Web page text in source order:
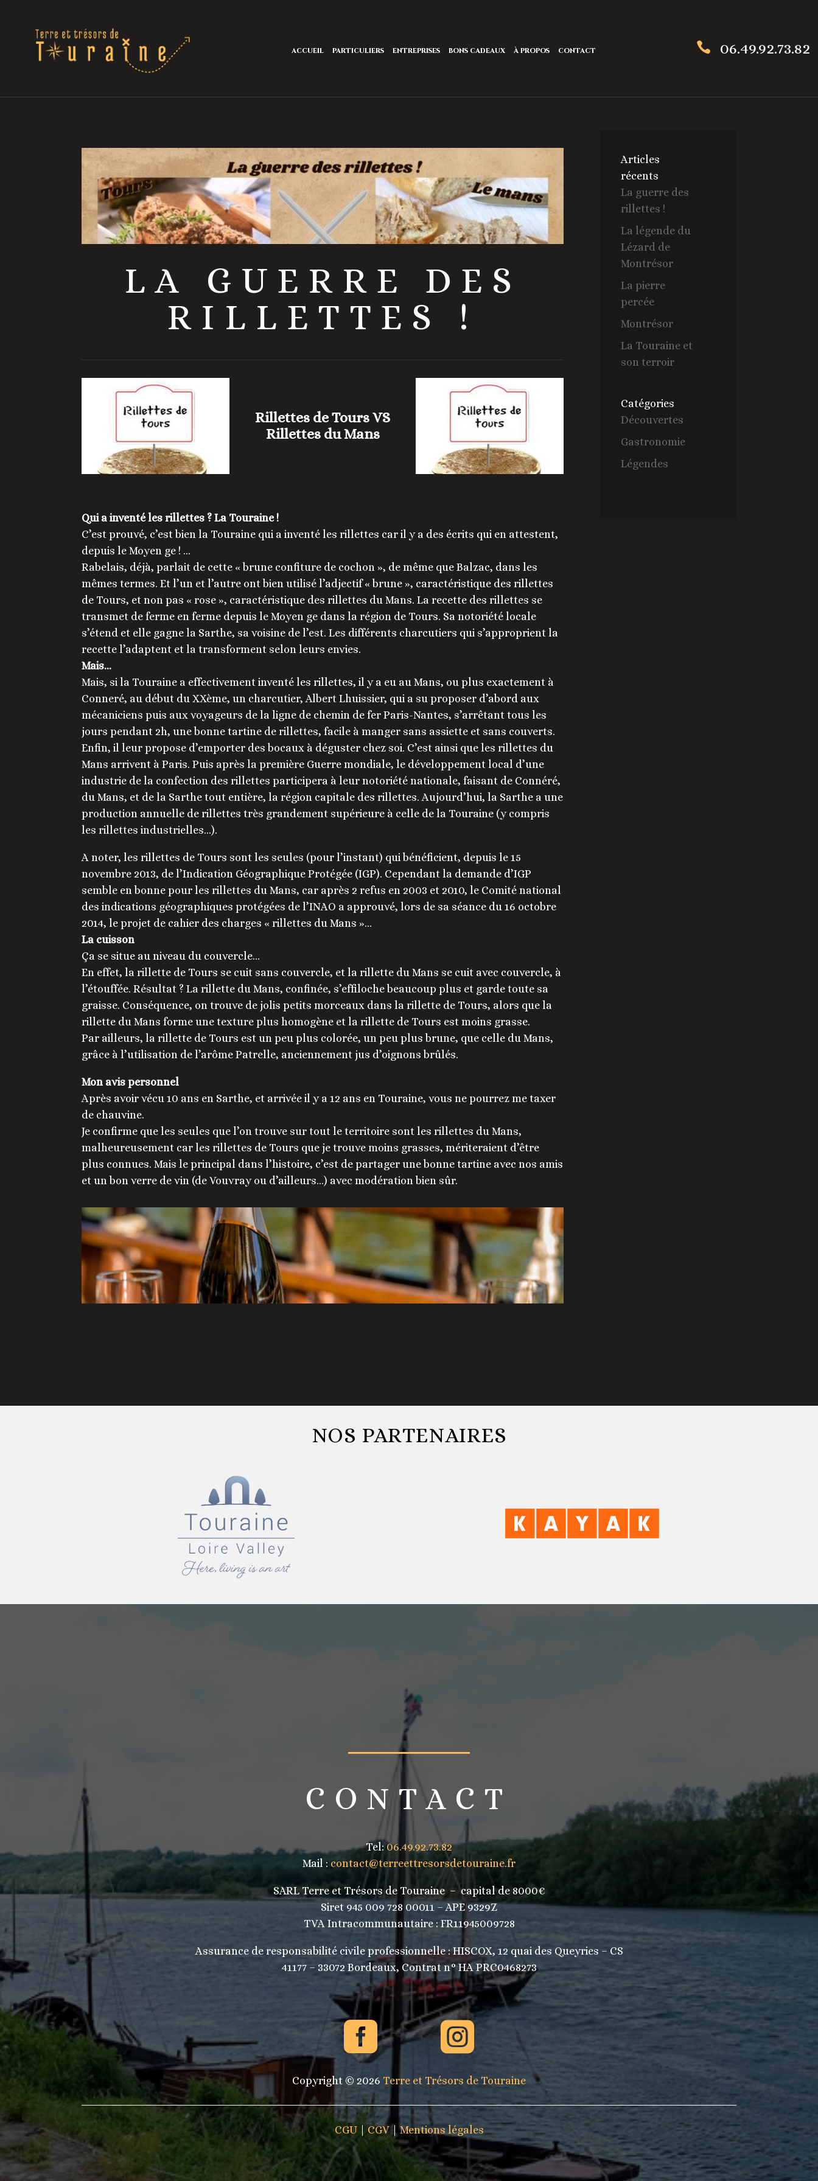
ACCUEIL PARTICULIERS ENTREPRISES BONS CADEAUX À PROPOS CONTACT  06.49.92.73.82
LA GUERRE DES
RILLETTES !
Rillettes de Tours VS
Rillettes du Mans
Qui a inventé les rillettes ? La Touraine !
C’est prouvé, c’est bien la Touraine qui a inventé les rillettes car il y a des écrits qui en attestent,
depuis le Moyen ge ! …
Rabelais, déjà, parlait de cette « brune confiture de cochon », de même que Balzac, dans les
mêmes termes. Et l’un et l’autre ont bien utilisé l’adjectif « brune », caractéristique des rillettes
de Tours, et non pas « rose », caractéristique des rillettes du Mans. La recette des rillettes se
transmet de ferme en ferme depuis le Moyen ge dans la région de Tours. Sa notoriété locale
s’étend et elle gagne la Sarthe, sa voisine de l’est. Les différents charcutiers qui s’approprient la
recette l’adaptent et la transforment selon leurs envies.
Mais…
Mais, si la Touraine a effectivement inventé les rillettes, il y a eu au Mans, ou plus exactement à
Conneré, au début du XXème, un charcutier, Albert Lhuissier, qui a su proposer d’abord aux
mécaniciens puis aux voyageurs de la ligne de chemin de fer Paris-Nantes, s’arrêtant tous les
jours pendant 2h, une bonne tartine de rillettes, facile à manger sans assiette et sans couverts.
Enfin, il leur propose d’emporter des bocaux à déguster chez soi. C’est ainsi que les rillettes du
Mans arrivent à Paris. Puis après la première Guerre mondiale, le développement local d’une
industrie de la confection des rillettes participera à leur notoriété nationale, faisant de Connéré,
du Mans, et de la Sarthe tout entière, la région capitale des rillettes. Aujourd’hui, la Sarthe a une
production annuelle de rillettes très grandement supérieure à celle de la Touraine (y compris
les rillettes industrielles…).
A noter, les rillettes de Tours sont les seules (pour l’instant) qui bénéficient, depuis le 15
novembre 2013, de l’Indication Géographique Protégée (IGP). Cependant la demande d’IGP
semble en bonne pour les rillettes du Mans, car après 2 refus en 2003 et 2010, le Comité national
des indications géographiques protégées de l’INAO a approuvé, lors de sa séance du 16 octobre
2014, le projet de cahier des charges « rillettes du Mans »…
La cuisson
Ça se situe au niveau du couvercle…
En effet, la rillette de Tours se cuit sans couvercle, et la rillette du Mans se cuit avec couvercle, à
l’étouffée. Résultat ? La rillette du Mans, confinée, s’effiloche beaucoup plus et garde toute sa
graisse. Conséquence, on trouve de jolis petits morceaux dans la rillette de Tours, alors que la
rillette du Mans forme une texture plus homogène et la rillette de Tours est moins grasse.
Par ailleurs, la rillette de Tours est un peu plus colorée, un peu plus brune, que celle du Mans,
grâce à l’utilisation de l’arôme Patrelle, anciennement jus d’oignons brûlés.
Mon avis personnel
Après avoir vécu 10 ans en Sarthe, et arrivée il y a 12 ans en Touraine, vous ne pourrez me taxer
de chauvine.
Je confirme que les seules que l’on trouve sur tout le territoire sont les rillettes du Mans,
malheureusement car les rillettes de Tours que je trouve moins grasses, mériteraient d’être
plus connues. Mais le principal dans l’histoire, c’est de partager une bonne tartine avec nos amis
et un bon verre de vin (de Vouvray ou d’ailleurs…) avec modération bien sûr.
Articles
récents
La guerre des
rillettes !
La légende du
Lézard de
Montrésor
La pierre
percée
Montrésor
La Touraine et
son terroir
Catégories
Découvertes
Gastronomie
Légendes
NOS PARTENAIRES
CONTACT
Tel:06.49.92.73.82
Mail : contact@terreettresorsdetouraine.fr
SARL Terre et Trésors de Touraine – capital de 8000€
Siret 945 009 728 00011 – APE 9329Z
TVA Intracommunautaire : FR11945009728
Assurance de responsabilité civile professionnelle : HISCOX, 12 quai des Queyries – CS
41177 – 33072 Bordeaux, Contrat n° HA PRC0468273
 
Copyright © 2026 Terre et Trésors de Touraine
CGU|CGV|Mentions légales